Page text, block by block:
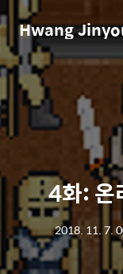
Hwang
4화: 온
2018. 11. 7.